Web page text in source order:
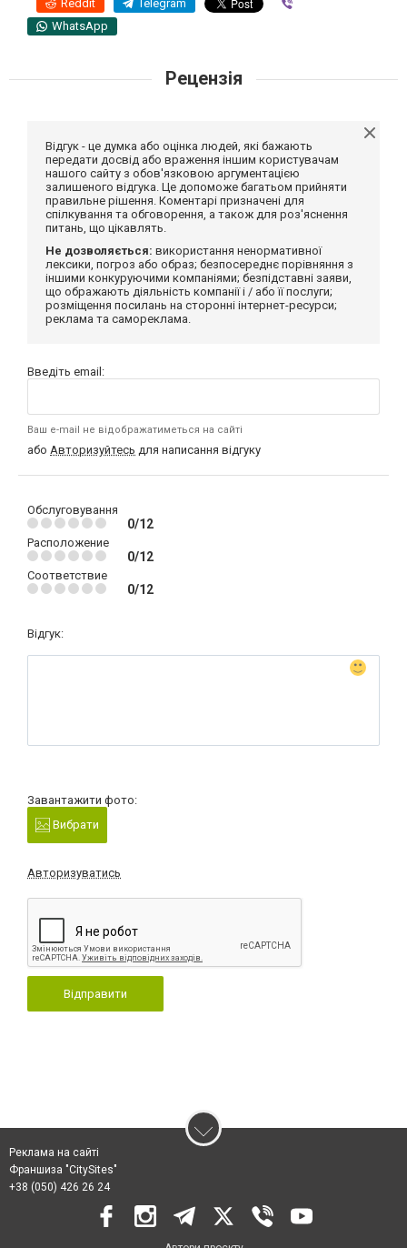
Reddit Telegram
WhatsApp
Рецензія
Відгук - це думка або оцінка людей, які бажають
передати досвід або враження іншим користувачам
нашого сайту з обов'язковою аргументацією
залишеного відгука. Це допоможе багатьом прийняти
правильне рішення. Коментарі призначені для
спілкування та обговорення, а також для роз'яснення
питань, що цікавлять.
Не дозволяється: використання ненормативної
лексики, погроз або образ; безпосереднє порівняння з
іншими конкуруючими компаніями; безпідставні заяви,
що ображають діяльність компанії і / або її послуги;
розміщення посилань на сторонні інтернет-ресурси;
реклама та самореклама.
Введіть email:
Ваш e-mail не відображатиметься на сайті
або Авторизуйтесь для написання відгуку
Обслуговування
0/12
Расположение
0/12
Соответствие
0/12
Відгук:
Завантажити фото:
Вибрати
Авторизуватись
Відправити
Реклама на сайті
Франшиза "CitySites"
+38 (050) 426 26 24